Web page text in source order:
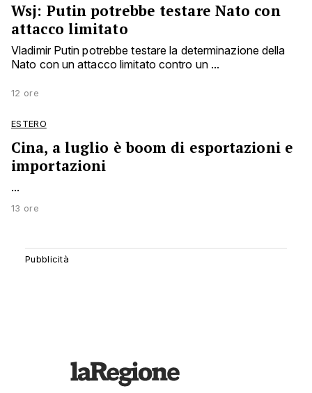
Wsj: Putin potrebbe testare Nato con
attacco limitato
Vladimir Putin potrebbe testare la determinazione della
Nato con un attacco limitato contro un ...
12 ore
ESTERO
Cina, a luglio è boom di esportazioni e
importazioni
...
13 ore